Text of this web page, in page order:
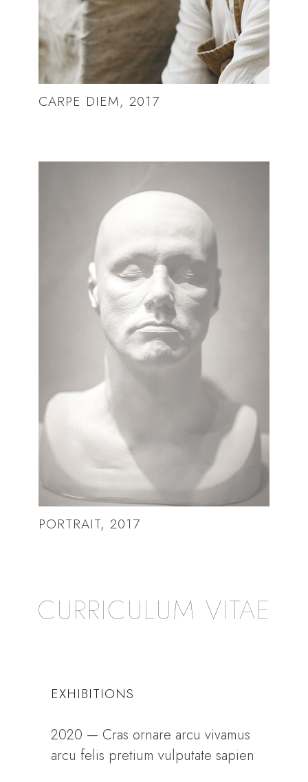
CARPE DIEM, 2017
PORTRAIT, 2017
CURRICULUM VITAE
EXHIBITIONS
2020 — Cras ornare arcu vivamus
arcu felis pretium vulputate sapien